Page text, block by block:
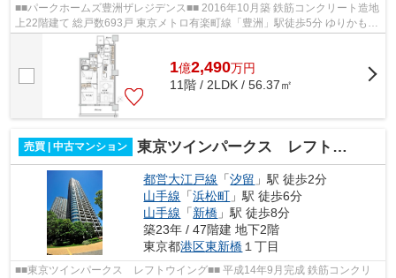
■■パークホームズ豊洲ザレジデンス■■ 2016年10月築 鉄筋コンクリート造地
上22階建て 総戸数693戸 東京メトロ有楽町線「豊洲」駅徒歩5分 ゆりかもめ
「豊洲」駅徒歩4分 ■エレベーター...
1億2,490万円
11階 / 2LDK / 56.37㎡
売買 | 中古マンション 東京ツインパークス レフトウイング
都営大江戸線 「汐留 」駅 徒歩2分
山手線 「浜松町 」駅 徒歩6分
山手線 「新橋 」駅 徒歩8分
築23年 / 47階建 地下2階
東京都港区東新橋 １丁目
■■東京ツインパークス レフトウイング■■ 平成14年9月完成 鉄筋コンクリ